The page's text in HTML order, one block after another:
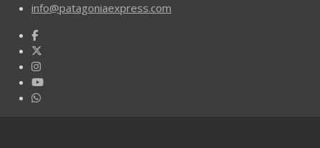
info@patagoniaexpress.com